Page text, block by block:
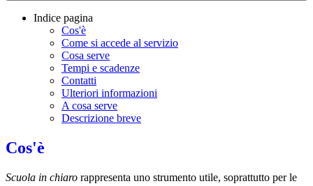
Indice pagina
Cos'è
Come si accede al servizio
Cosa serve
Tempi e scadenze
Contatti
Ulteriori informazioni
A cosa serve
Descrizione breve
Cos'è
Scuola in chiaro rappresenta uno strumento utile, soprattutto per le